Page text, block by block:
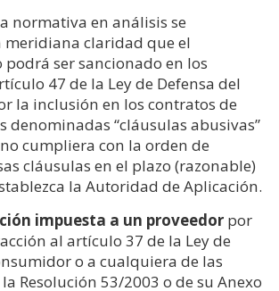
normativa en análisis se
meridiana claridad que el
podrá ser sancionado en los
47 de la Ley de Defensa del
la inclusión en los contratos de
denominadas “cláusulas abusivas”
cumpliera con la orden de
cláusulas en el plazo (razonable)
la Autoridad de Aplicación.
impuesta a un proveedorpor
al artículo 37 de la Ley de
o a cualquiera de las
Resolución 53/2003 o de su Anexo